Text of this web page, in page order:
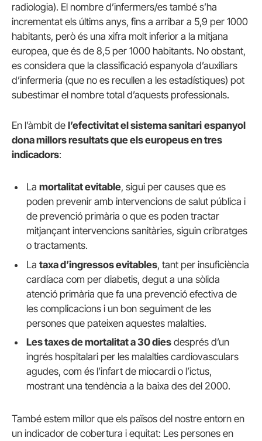
radiologia). El nombre d’infermers/es també s’ha
incrementat els últims anys, fins a arribar a 5,9 per 1000
habitants, però és una xifra molt inferior a la mitjana
europea, que és de 8,5 per 1000 habitants. No obstant,
es considera que la classificació espanyola d’auxiliars
d’infermeria (que no es recullen a les estadístiques) pot
subestimar el nombre total d’aquests professionals.
En l’àmbit de l’efectivitat el sistema sanitari espanyol
dona millors resultats que els europeus en tres
indicadors:
La mortalitat evitable, sigui per causes que es
poden prevenir amb intervencions de salut pública i
de prevenció primària o que es poden tractar
mitjançant intervencions sanitàries, siguin cribratges
o tractaments.
La taxa d’ingressos evitables, tant per insuficiència
cardíaca com per diabetis, degut a una sòlida
atenció primària que fa una prevenció efectiva de
les complicacions i un bon seguiment de les
persones que pateixen aquestes malalties.
Les taxes de mortalitat a 30 dies després d’un
ingrés hospitalari per les malalties cardiovasculars
agudes, com és l’infart de miocardi o l’ictus,
mostrant una tendència a la baixa des del 2000.
També estem millor que els països del nostre entorn en
un indicador de cobertura i equitat: Les persones en